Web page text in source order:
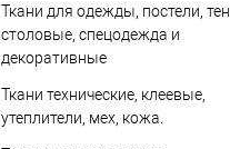
Ткани для одежды, постели,
столовые, спецодежда и
декоративные
Ткани технические, клеевые,
утеплители, мех, кожа.